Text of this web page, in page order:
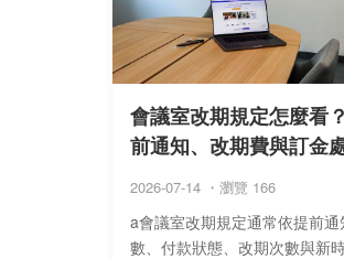
會議室改期規定怎麼看
前通知、改期費與訂金
2026-07-14 ・瀏覽 166
a會議室改期規定通常依提前通
數、付款狀態、改期次數與新